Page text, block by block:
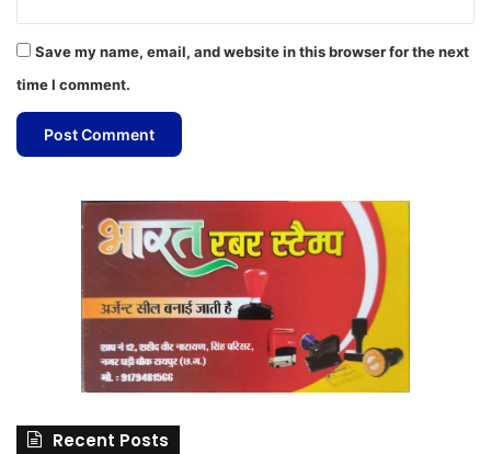
Save my name, email, and website in this browser for the next
time I comment.
Recent Posts